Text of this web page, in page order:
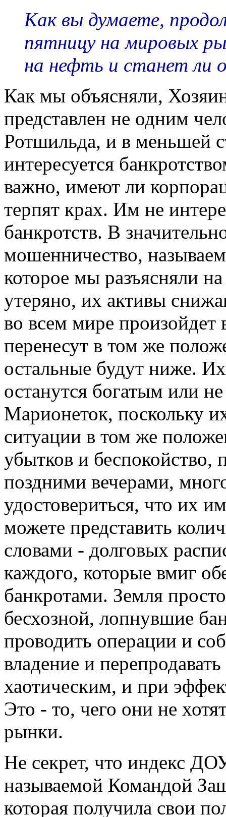
Как вы думаете,
пятницу на мировых
на нефть и станет ли
Как мы объясняли,
представлен не одним
Ротшильда, и в меньшей
интересуется
важно, имеют ли
терпят крах. Им не
банкротств. В
мошенничество,
которое мы разъясняли
утеряно, их активы
во всем мире произойдет
перенесут в том же
остальные будут ниже.
останутся богатым или
Марионеток, поскольку
ситуации в том же
убытков и
поздними вечерами,
удостовериться, что их
можете представить
словами - долговых
каждого, которые вмиг
банкротами. Земля
бесхозной, лопнувшие
проводить операции и
владение и
хаотическим, и при
Это - то, чего они не
рынки.
Не секрет, что индекс
называемой Командой
которая получила свои